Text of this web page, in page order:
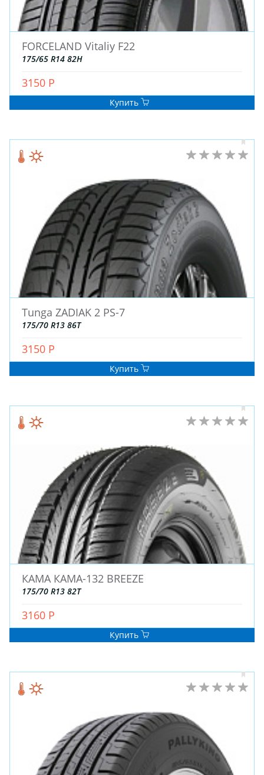
FORCELAND Vitaliy F22
175/65 R14 82H
3150 Р
Купить
Tunga ZADIAK 2 PS-7
175/70 R13 86T
3150 Р
Купить
КАМА КАМА-132 BREEZE
175/70 R13 82T
3160 Р
Купить